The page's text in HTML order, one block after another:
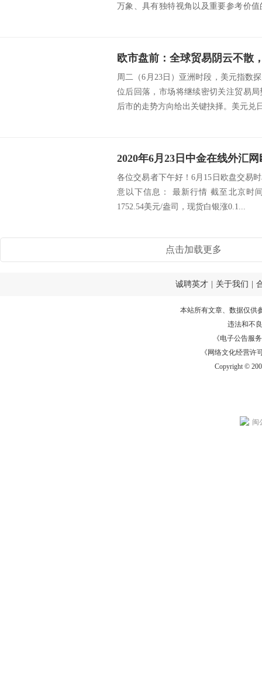
万象、具有独特视角以及重要参考价
周二（6月23日）亚洲时段，美元指数
位后回落，市场将继续密切关注贸易
后市的走势方向给出关键抉择。美元兑
2020年6月23日中金在线外汇
各位交易者下午好！6月15日欧盘交易
意以下信息： 最新行情 截至北京时
1752.54美元/盎司，现货白银涨0.1...
点击加载更多
诚聘英才 关于我们
本站所有文章、数据仅供
违法和不
《电子公告服务
《网络文化经营许
Copyright ©
闽